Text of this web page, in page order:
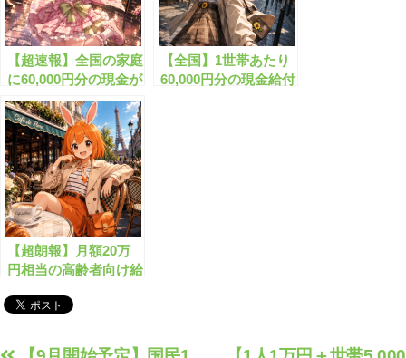
【超速報】全国の家庭
に60,000円分の現金が
給付されます！
【全国】1世帯あたり
60,000円分の現金給付
【超朗報】月額20万
円相当の高齢者向け給